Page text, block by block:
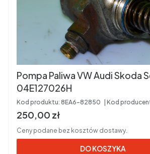
Pompa Paliwa VW Audi Skoda
04E127026H
Kod produktu: 8EA6-82850 Kod
Cena brutto
250,00 zł
Ceny podane bez kosztów dostawy.
DO KOSZYKA